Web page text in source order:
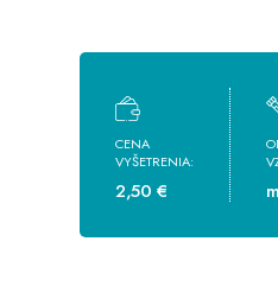
CENA
VYŠETRENIA:
2,50 €